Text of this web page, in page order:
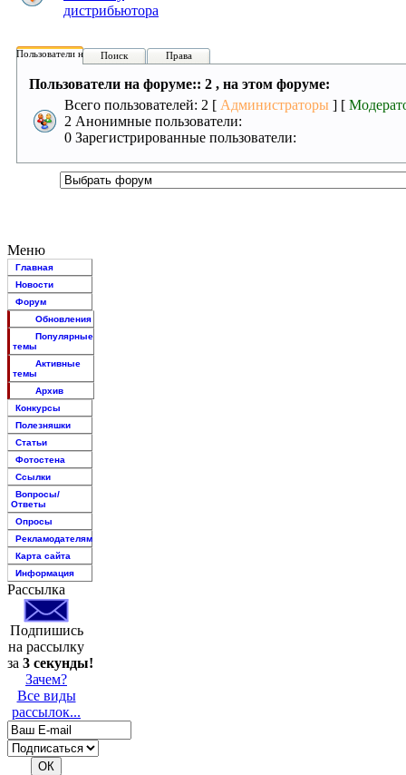
дистрибьютора
Пользователи на форуме:
Поиск Права
Пользователи на форуме:: 2 , на этом форуме:
Всего пользователей: 2 [ Администраторы ] [
2 Анонимные пользователи:
0 Зарегистрированные пользователи:
Меню
Главная
Новости
Форум
Обновления
Популярные
темы
Активные
темы
Архив
Конкурсы
Полезняшки
Статьи
Фотостена
Ссылки
Вопросы/
Ответы
Опросы
Рекламодателям
Карта сайта
Информация
Рассылка
Подпишись
на рассылку
за 3 секунды!
Зачем?
Все виды
рассылок...